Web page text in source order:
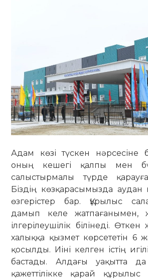
Адам көзі түскен нәрсесіне
оның кешегі қалпы мен
салыстырмалы түрде
Біздің көзқарасымызда аудан
өзгерістер бар. Құрылыс
дамып келе жатпағанымен,
ілгерілеушілік білінеді.
халыққа қызмет көрсететін 6
қосылды. Иіні келген істің
бастады. Алдағы уақытта
қажеттілікке қарай